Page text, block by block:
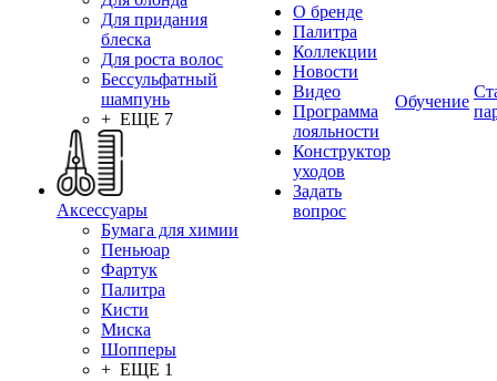
Для придания
блеска
Для роста волос
Бессульфатный
шампунь
+ ЕЩЕ 7
Аксессуары
Бумага для химии
Пеньюар
Фартук
Палитра
Кисти
Миска
Шопперы
+ ЕЩЕ 1
О бренде
Палитра
Коллекции
Новости
Видео
Программа
лояльности
Конструктор
уходов
Задать
вопрос
Обучение